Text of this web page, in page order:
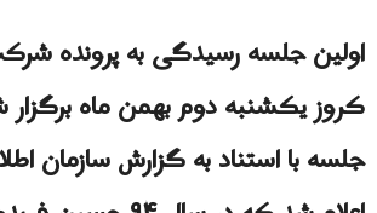
اولین جلسه رسیدگی به پرونده
کروز یکشنبه دوم بهمن ماه برگزار
جلسه با استناد به گزارش سازمان